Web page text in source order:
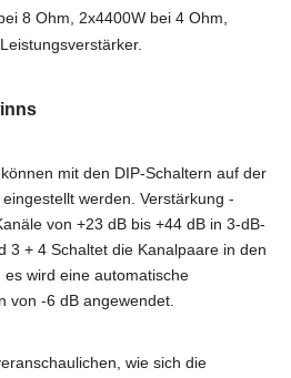
8 Ohm, 2x4400W bei 4 Ohm,
mit den DIP-Schaltern auf der
werden. Verstärkung -
von +23 dB bis +44 dB in 3-dB-
3 + 4 Schaltet die Kanalpaare in den
wird eine automatische
von -6 dB angewendet.
wie sich die